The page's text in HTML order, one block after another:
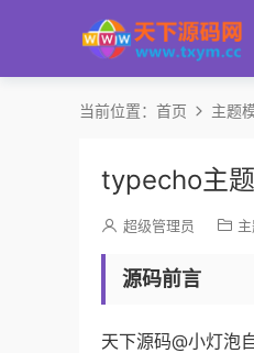
当前位置： 首页 主题
typecho主
超级管理员
源码前言
天下源码@小灯泡